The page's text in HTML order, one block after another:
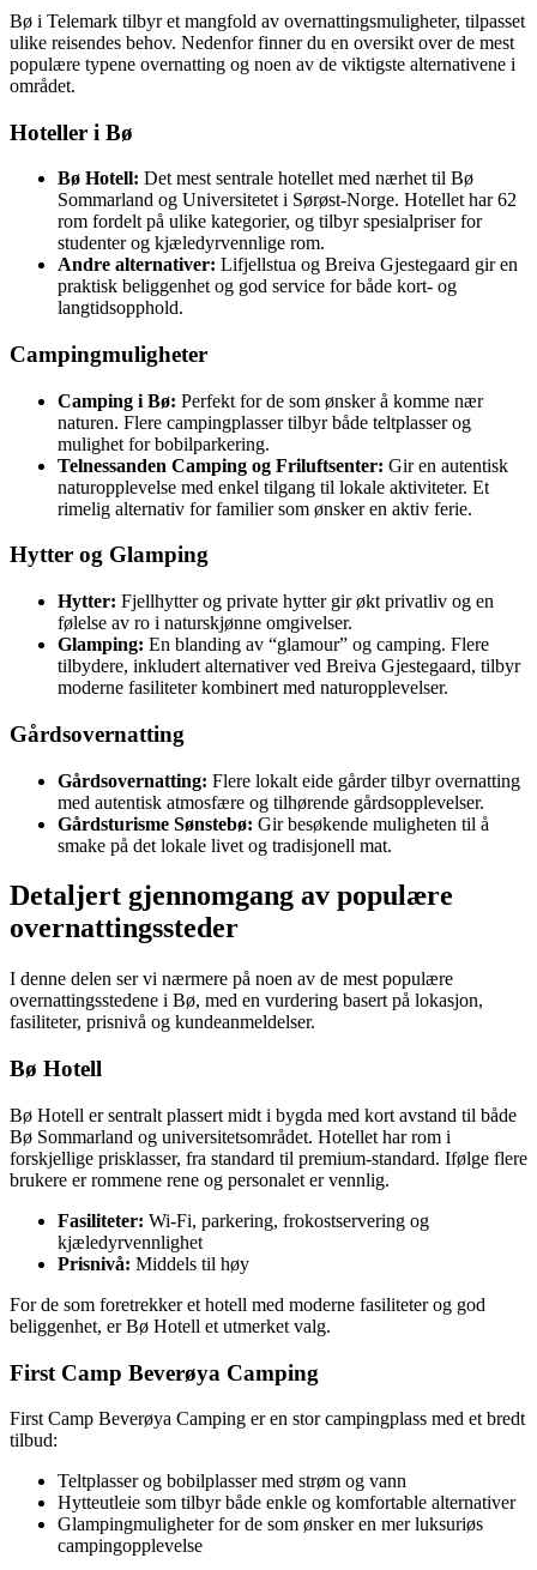
Bø i Telemark tilbyr et mangfold av overnattingsmuligheter, tilpasset
ulike reisendes behov. Nedenfor finner du en oversikt over de mest
populære typene overnatting og noen av de viktigste alternativene i
området.
Hoteller i Bø
Bø Hotell: Det mest sentrale hotellet med nærhet til Bø
Sommarland og Universitetet i Sørøst-Norge. Hotellet har 62
rom fordelt på ulike kategorier, og tilbyr spesialpriser for
studenter og kjæledyrvennlige rom.
Andre alternativer: Lifjellstua og Breiva Gjestegaard gir en
praktisk beliggenhet og god service for både kort- og
langtidsopphold.
Campingmuligheter
Camping i Bø: Perfekt for de som ønsker å komme nær
naturen. Flere campingplasser tilbyr både teltplasser og
mulighet for bobilparkering.
Telnessanden Camping og Friluftsenter: Gir en autentisk
naturopplevelse med enkel tilgang til lokale aktiviteter. Et
rimelig alternativ for familier som ønsker en aktiv ferie.
Hytter og Glamping
Hytter: Fjellhytter og private hytter gir økt privatliv og en
følelse av ro i naturskjønne omgivelser.
Glamping: En blanding av “glamour” og camping. Flere
tilbydere, inkludert alternativer ved Breiva Gjestegaard, tilbyr
moderne fasiliteter kombinert med naturopplevelser.
Gårdsovernatting
Gårdsovernatting: Flere lokalt eide gårder tilbyr overnatting
med autentisk atmosfære og tilhørende gårdsopplevelser.
Gårdsturisme Sønstebø: Gir besøkende muligheten til å
smake på det lokale livet og tradisjonell mat.
Detaljert gjennomgang av populære
overnattingssteder
I denne delen ser vi nærmere på noen av de mest populære
overnattingsstedene i Bø, med en vurdering basert på lokasjon,
fasiliteter, prisnivå og kundeanmeldelser.
Bø Hotell
Bø Hotell er sentralt plassert midt i bygda med kort avstand til både
Bø Sommarland og universitetsområdet. Hotellet har rom i
forskjellige prisklasser, fra standard til premium-standard. Ifølge flere
brukere er rommene rene og personalet er vennlig.
Fasiliteter: Wi-Fi, parkering, frokostservering og
kjæledyrvennlighet
Prisnivå: Middels til høy
For de som foretrekker et hotell med moderne fasiliteter og god
beliggenhet, er Bø Hotell et utmerket valg.
First Camp Beverøya Camping
First Camp Beverøya Camping er en stor campingplass med et bredt
tilbud:
Teltplasser og bobilplasser med strøm og vann
Hytteutleie som tilbyr både enkle og komfortable alternativer
Glampingmuligheter for de som ønsker en mer luksuriøs
campingopplevelse